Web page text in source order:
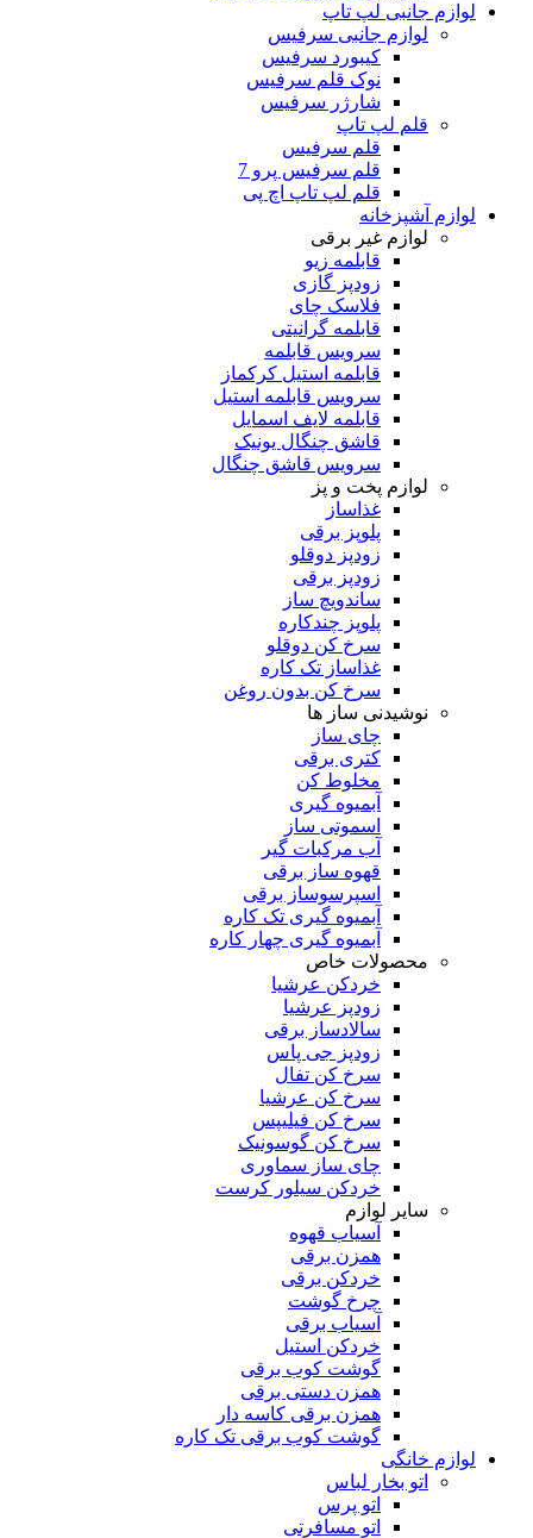
لوازم جانبی لپ تاپ
لوازم جانبی سرفیس
کیبورد سرفیس
نوک قلم سرفیس
شارژر سرفیس
قلم لپ تاپ
قلم سرفیس
قلم سرفیس پرو 7
قلم لپ تاپ اچ پی
لوازم آشپزخانه
لوازم غیر برقی
قابلمه زیو
زودپز گازی
فلاسک چای
قابلمه گرانیتی
سرویس قابلمه
قابلمه استیل کرکماز
سرویس قابلمه استیل
قابلمه لایف اسمایل
قاشق چنگال یونیک
سرویس قاشق چنگال
لوازم پخت و پز
غذاساز
پلوپز برقی
زودپز دوقلو
زودپز برقی
ساندویچ ساز
پلوپز چندکاره
سرخ کن دوقلو
غذاساز تک کاره
سرخ کن بدون روغن
نوشیدنی ساز ها
چای ساز
کتری برقی
مخلوط کن
آبمیوه گیری
اسموتی ساز
آب مرکبات گیر
قهوه ساز برقی
اسپرسوساز برقی
آبمیوه گیری تک کاره
آبمیوه گیری چهار کاره
محصولات خاص
خردکن عرشیا
زودپز عرشیا
سالادساز برقی
زودپز جی پاس
سرخ کن تفال
سرخ کن عرشیا
سرخ کن فیلیپس
سرخ کن گوسونیک
چای ساز سماوری
خردکن سیلور کرست
سایر لوازم
آسیاب قهوه
همزن برقی
خردکن برقی
چرخ گوشت
آسیاب برقی
خردکن استیل
گوشت کوب برقی
همزن دستی برقی
همزن برقی کاسه دار
گوشت کوب برقی تک کاره
لوازم خانگی
اتو بخار لباس
اتو پرس
اتو مسافرتی